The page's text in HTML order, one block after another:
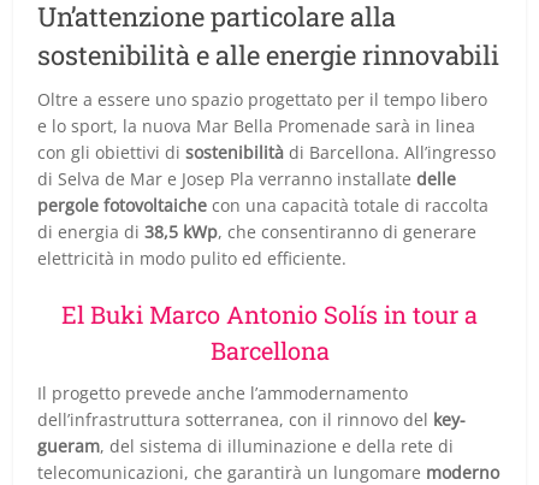
Un’attenzione particolare alla
sostenibilità e alle energie rinnovabili
Oltre a essere uno spazio progettato per il tempo libero
e lo sport, la nuova Mar Bella Promenade sarà in linea
con gli obiettivi disostenibilità di Barcellona. All’ingresso
di Selva de Mar e Josep Pla verranno installatedelle
pergole fotovoltaiche con una capacità totale di raccolta
di energia di38,5 kWp, che consentiranno di generare
elettricità in modo pulito ed efficiente.
El Buki Marco Antonio Solís in tour a
Barcellona
Il progetto prevede anche l’ammodernamento
dell’infrastruttura sotterranea, con il rinnovo del key-
gueram, del sistema di illuminazione e della rete di
telecomunicazioni, che garantirà un lungomare moderno